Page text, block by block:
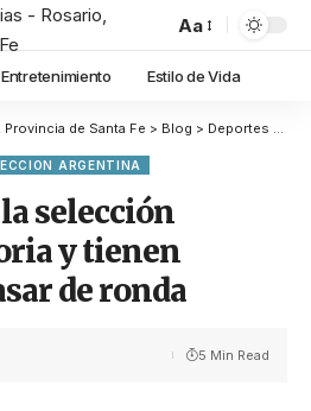
Aa
Entretenimiento Estilo de Vida
de Santa Fe > Blog > Deportes
ARGENTINA
selección
y tienen
de ronda
5 Min Read